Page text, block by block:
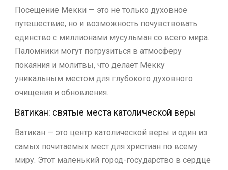
Посещение Мекки — это не только духовное
путешествие, но и возможность почувствовать
единство с миллионами мусульман со всего мира.
Паломники могут погрузиться в атмосферу
покаяния и молитвы, что делает Мекку
уникальным местом для глубокого духовного
очищения и обновления.
Ватикан: святые места католической веры
Ватикан — это центр католической веры и один из
самых почитаемых мест для христиан по всему
миру. Этот маленький город-государство в сердце